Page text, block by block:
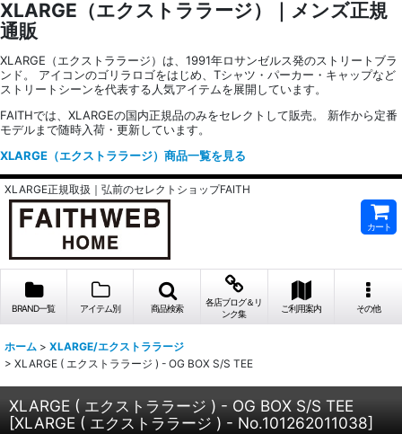
XLARGE（エクストララージ）｜メンズ正規
通販
XLARGE（エクストララージ）は、1991年ロサンゼルス発のストリートブラ
ンド。 アイコンのゴリラロゴをはじめ、Tシャツ・パーカー・キャップなど
ストリートシーンを代表する人気アイテムを展開しています。
FAITHでは、XLARGEの国内正規品のみをセレクトして販売。 新作から定番
モデルまで随時入荷・更新しています。
XLARGE（エクストララージ）商品一覧を見る
XLARGE正規取扱｜弘前のセレクトショップFAITH
カート
BRAND一覧 アイテム別 商品検索
各店ブログ＆リ
ンク集
ご利用案内 その他
ホーム > XLARGE/エクストララージ
> XLARGE ( エクストララージ ) - OG BOX S/S TEE
XLARGE ( エクストララージ ) - OG BOX S/S TEE
[XLARGE ( エクストララージ ) - No.101262011038]